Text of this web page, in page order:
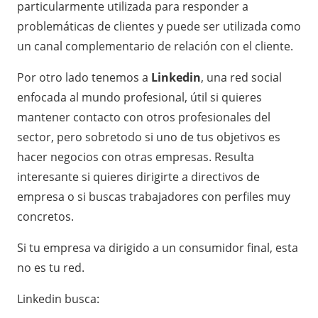
particularmente utilizada para responder a
problemáticas de clientes y puede ser utilizada como
un canal complementario de relación con el cliente.
Por otro lado tenemos a Linkedin, una red social
enfocada al mundo profesional, útil si quieres
mantener contacto con otros profesionales del
sector, pero sobretodo si uno de tus objetivos es
hacer negocios con otras empresas. Resulta
interesante si quieres dirigirte a directivos de
empresa o si buscas trabajadores con perfiles muy
concretos.
Si tu empresa va dirigido a un consumidor final, esta
no es tu red.
Linkedin busca: